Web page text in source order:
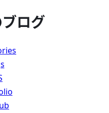
ログ